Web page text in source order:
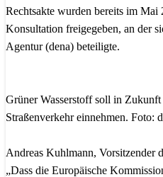
Rechtsakte wurden bereits im
Konsultation freigegeben, an der
Agentur (dena) beteiligte.
Grüner Wasserstoff soll in
Straßenverkehr einnehmen. Foto:
Andreas Kuhlmann, Vorsitzender
„Dass die Europäische